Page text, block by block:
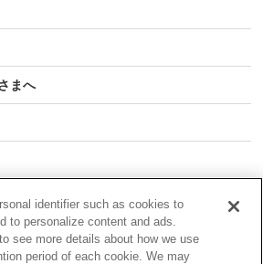
まへ
わせ
identifier such as cookies to
to personalize content and ads.
see more details about how we use
period of each cookie. We may